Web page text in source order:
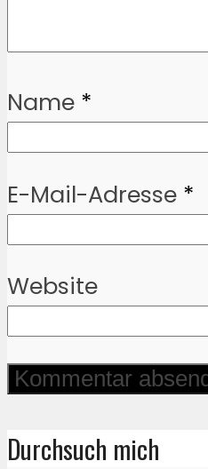
Name *
E-Mail-Adresse *
Website
Durchsuch mich